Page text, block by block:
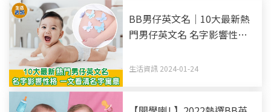
BB男仔英文名｜10大最新熱
門男仔英文名 名字影響性格
生活資訊 2024-01-24